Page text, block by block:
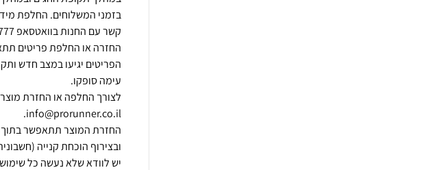
הפריטים יגיעו במצב חדש
לצורך החלפה או החזרת